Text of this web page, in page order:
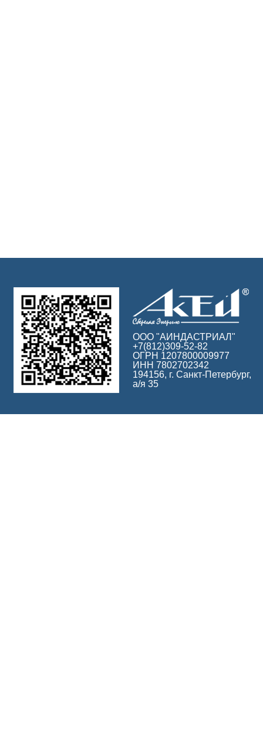
ООО "АИНДАСТРИАЛ"
+7(812)309-52-82
ОГРН 1207800009977
ИНН 7802702342
194156, г. Санкт-Петербург,
а/я 35